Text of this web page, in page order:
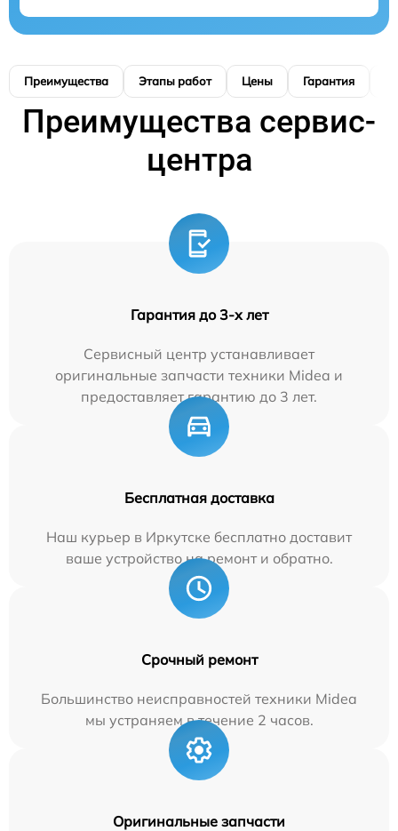
Преимущества Этапы работ Цены Гарантия
Преимущества сервис-
центра
Гарантия до 3-х лет
Сервисный центр устанавливает
оригинальные запчасти техники Midea и
предоставляет гарантию до 3 лет.
Бесплатная доставка
Наш курьер в Иркутске бесплатно доставит
ваше устройство на ремонт и обратно.
Срочный ремонт
Большинство неисправностей техники Midea
мы устраняем в течение 2 часов.
Оригинальные запчасти